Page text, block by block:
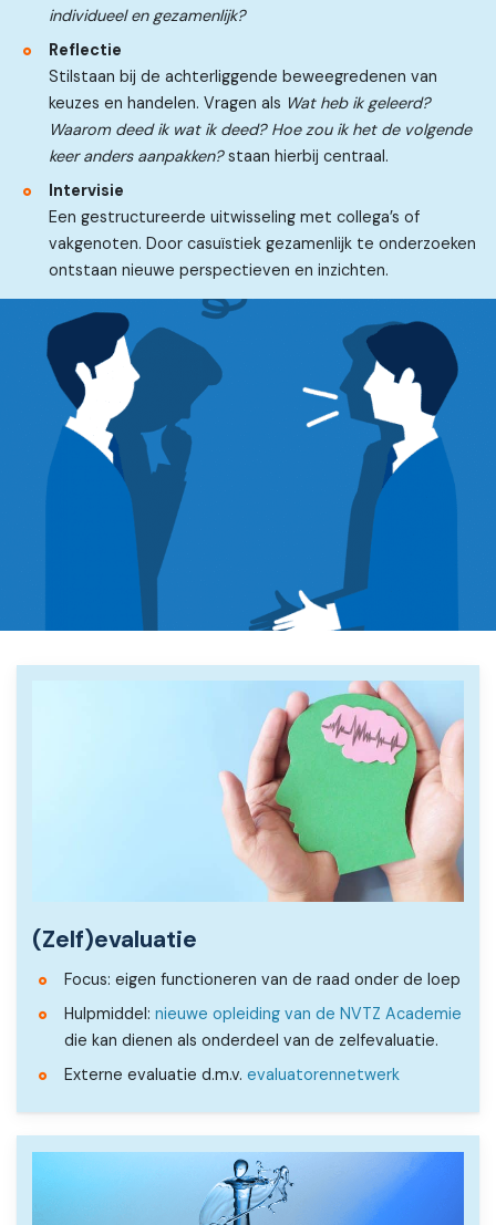
individueel en gezamenlijk?
Reflectie
Stilstaan bij de achterliggende beweegredenen van
keuzes en handelen. Vragen als Wat heb ik geleerd?
Waarom deed ik wat ik deed? Hoe zou ik het de volgende
keer anders aanpakken?staan hierbij centraal.
Intervisie
Een gestructureerde uitwisseling met collega’s of
vakgenoten. Door casuïstiek gezamenlijk te onderzoeken
ontstaan nieuwe perspectieven en inzichten.
(Zelf)evaluatie
Focus: eigen functioneren van de raad onder de loep
Hulpmiddel:nieuwe opleiding van de NVTZ Academie
die kan dienen als onderdeel van de zelfevaluatie.
Externe evaluatie d.m.v.evaluatorennetwerk